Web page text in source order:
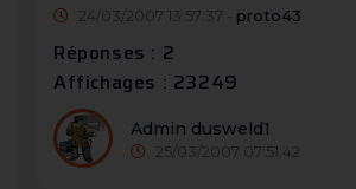
24/03/2007 13:57:37 - proto43
Réponses : 2
Affichages : 23249
Admin dusweld1
25/03/2007 07:51:42